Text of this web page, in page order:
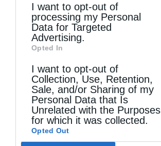
disclose it to other third parties.
I want to opt-out of
processing my Personal
Data for Targeted
Advertising.
Opted In
I want to opt-out of
Collection, Use, Retention,
Sale, and/or Sharing of my
Personal Data that Is
Unrelated with the Purposes
for which it was collected.
Opted Out